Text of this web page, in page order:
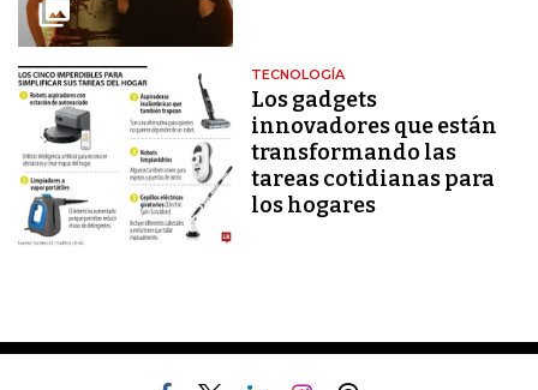
TECNOLOGÍA
Los gadgets
innovadores que están
transformando las
tareas cotidianas para
los hogares